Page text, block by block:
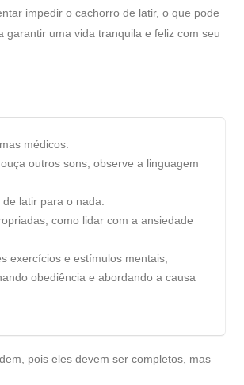
impedir o cachorro de latir, o que pode
uma vida tranquila e feliz com seu
médicos.
outros sons, observe a linguagem
latir para o nada.
como lidar com a ansiedade
exercícios e estímulos mentais,
obediência e abordando a causa
pois eles devem ser completos, mas